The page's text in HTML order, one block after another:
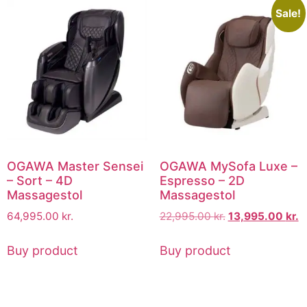
OGAWA Master Sensei
– Sort – 4D
Massagestol
64,995.00 kr.
Buy product
Sale!
OGAWA MySofa Luxe –
Espresso – 2D
Massagestol
22,995.00kr. 13,995.00 kr.
Buy product